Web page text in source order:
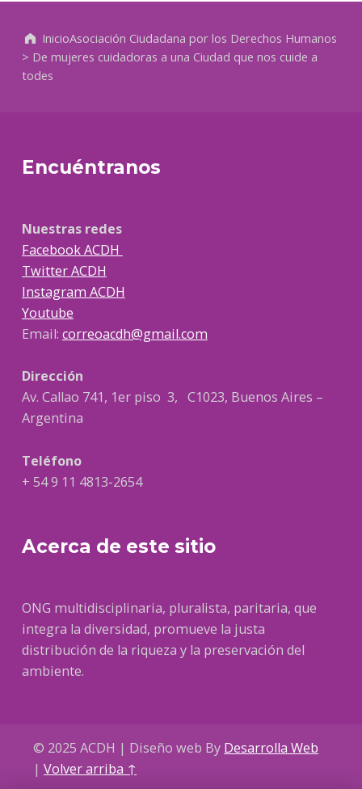
InicioAsociación Ciudadana por los Derechos Humanos
> De mujeres cuidadoras a una Ciudad que nos cuide a
todes
Encuéntranos
Nuestras redes
Facebook ACDH
Twitter ACDH
Instagram ACDH
Youtube
Email: correoacdh@gmail.com
Dirección
Av. Callao 741, 1er piso 3, C1023, Buenos Aires –
Argentina
Teléfono
+ 54 9 11 4813-2654
Acerca de este sitio
ONG multidisciplinaria, pluralista, paritaria, que
integra la diversidad, promueve la justa
distribución de la riqueza y la preservación del
ambiente.
© 2025 ACDH | Diseño web By Desarrolla Web
|Volver arriba ↑